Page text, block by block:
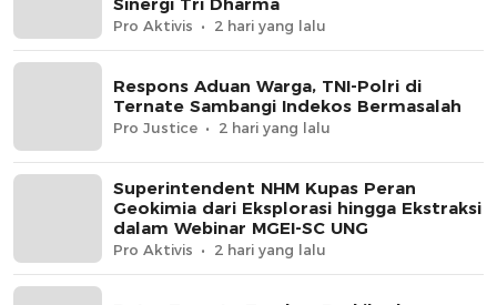
Pro Aktivis 2 hari yang lalu
Respons Aduan Warga, TNI-Polri di
Ternate Sambangi Indekos Bermasalah
Pro Justice 2 hari yang lalu
Superintendent NHM Kupas Peran
Geokimia dari Eksplorasi hingga Ekstraksi
dalam Webinar MGEI-SC UNG
Pro Aktivis 2 hari yang lalu